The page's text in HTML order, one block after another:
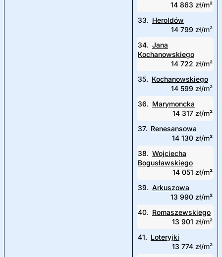
14 863 zł/m²
33. Heroldów
14 799 zł/m²
34. Jana
Kochanowskiego
14 722 zł/m²
35. Kochanowskiego
14 599 zł/m²
36. Marymoncka
14 317 zł/m²
37. Renesansowa
14 130 zł/m²
38. Wojciecha
Bogusławskiego
14 051 zł/m²
39. Arkuszowa
13 990 zł/m²
40. Romaszewskiego
13 901 zł/m²
41. Loteryjki
13 774 zł/m²